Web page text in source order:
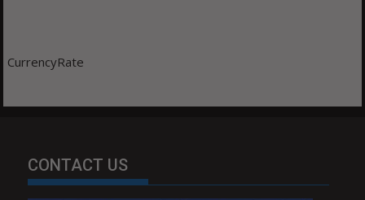
CurrencyRate
CONTACT US